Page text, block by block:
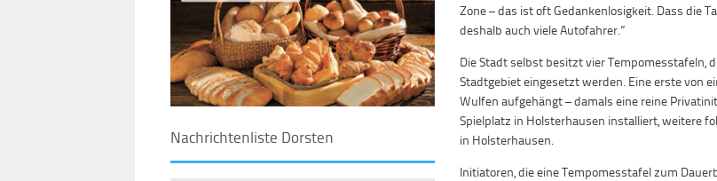
Zone – das ist oft Gedankenlosigkeit. Dass die
deshalb auch viele Autofahrer.”
Die Stadt selbst besitzt vier Tempomesstafeln,
Stadtgebiet eingesetzt werden. Eine erste von
Wulfen aufgehängt – damals eine reine
Spielplatz in Holsterhausen installiert, weitere
in Holsterhausen.
Initiatoren, die eine Tempomesstafel zum
Nachrichtenliste Dorsten